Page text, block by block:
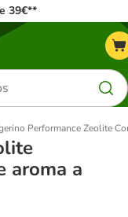
39€**
Performance Zeolite
aroma a